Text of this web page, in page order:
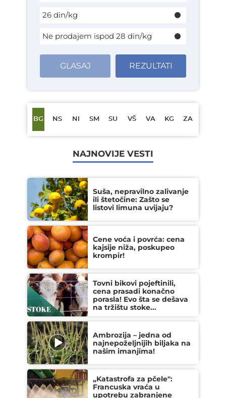
26 din/kg
Ne prodajem ispod 28 din/kg
GLASAJ REZULTATI
BG NS NI SM SU VŠ VA KG ZA
NAJNOVIJE VESTI
Suša, nepravilno zalivanje
ili štetočine: Zašto se
listovi limuna uvijaju?
Cene voća i povrća: cena
kajsije niža, poskupeo
krompir!
Tovni bikovi pojeftinili,
cena prasadi konačno
porasla! Evo šta se dešava
na tržištu stoke...
Ambrozija – jedna od
najnepoželjnijih biljaka na
našim imanjima!
„Katastrofa za pčele":
Francuska vraća u
upotrebu zabranjene